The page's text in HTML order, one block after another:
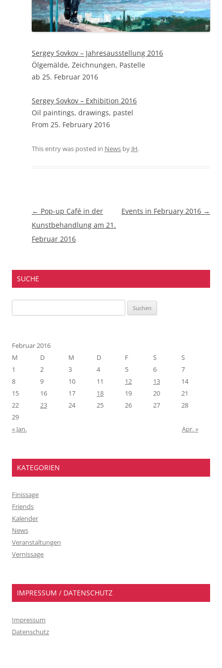
Sergey Sovkov – Jahresausstellung 2016
Ölgemälde, Zeichnungen, Pastelle
ab 25. Februar 2016
Sergey Sovkov – Exhibition 2016
Oil paintings, drawings, pastel
From 25. February 2016
This entry was posted in News by JH.
Beitragsnavigation
← Pop-up Café in der
Kunstbehandlung am 21.
Februar 2016
Events in February 2016 →
SUCHE
nach:
Februar 2016
M
D M D F S
S
1
2 3 4 5 6
7
8
9 10 11 12 13
14
15
16 17 18 19 20
21
22
23 24 25 26 27
28
29
« Jan.
Apr. »
KATEGORIEN
Finissage
Friends
Kalender
News
Veranstaltungen
Vernissage
IMPRESSUM / DATENSCHUTZ
Impressum
Datenschutz